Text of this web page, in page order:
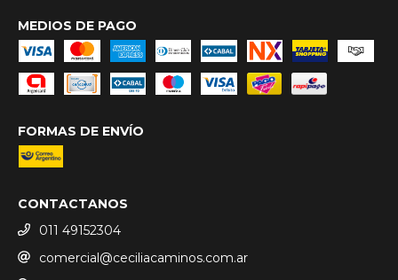
MEDIOS DE PAGO
FORMAS DE ENVÍO
CONTACTANOS
011 49152304
comercial@ceciliacaminos.com.ar